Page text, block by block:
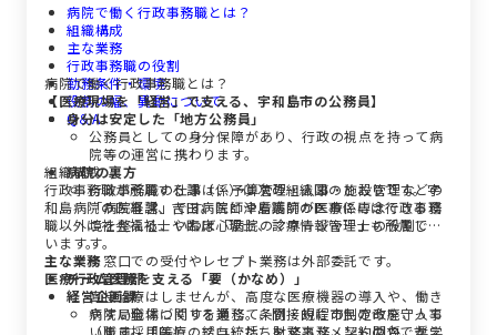
病院で働く行政事務職とは？
組織構成
主な業務
行政事務職の役割
勤務条件・環境
役割の幅、異動について
Q＆A
病院で働く行政事務職とは？
【医療現場を「経営」で支える、宇和島市の公務員】
身分は安定した「地方公務員」
公務員としての身分保障があり、行政の視点を持って病
院等の運営に携わります。
病院の裏方
行政事務職の仕事は、予算管理・人事・施設管理などの
「病院経営」です。医師や看護師が医療に専念できる環
境を整える、いわば「病院のマネージャー」の役割で
す。
※窓口での受付やレセプト業務は外部委託です。
チーム医療を支える「要（かなめ）」
直接治療はしませんが、高度な医療機器の導入や、働き
やすい職場づくりを通じて、間接的に市民の命を守って
います。「医療のプロ」たちをマネジメントの力で支え
組織構成
行政事務職が所属する課（係）は次の組織図のとおりです。宇
和島病院の医事課、吉田病院と津島病院の医事係には行政事務
職以外に社会福祉士や臨床心理士、診療情報管理士も所属して
います。
主な業務
医療行政管理部
経営企画課
病院局全体に関する業務。条例・規程の制定改廃、人事
（職員採用等）、給与統括、財務事務、契約関係、奨学